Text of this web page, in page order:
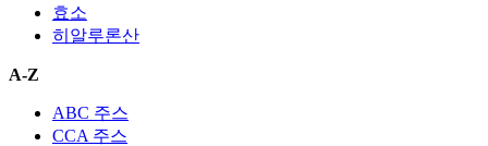
효소
히알루론산
A-Z
ABC 주스
CCA 주스